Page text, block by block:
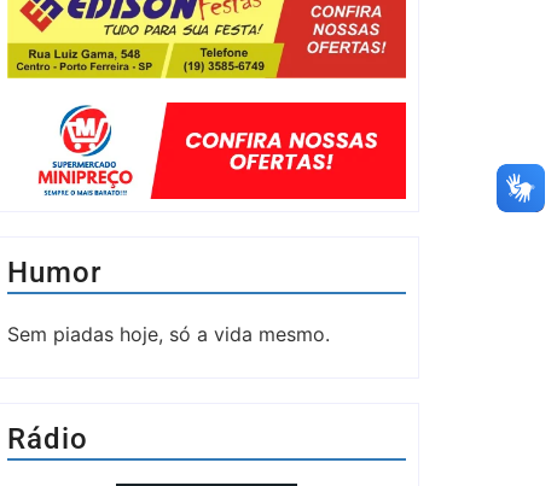
Humor
Sem piadas hoje, só a vida mesmo.
Rádio